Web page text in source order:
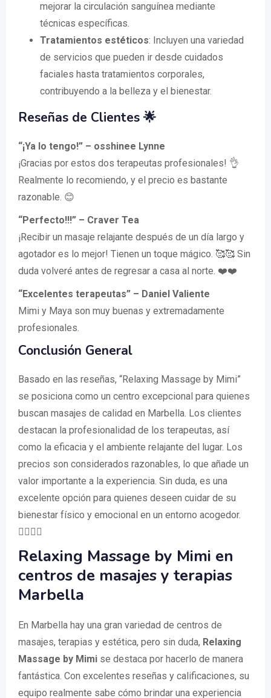
mejorar la circulación sanguínea mediante
técnicas específicas.
Tratamientos estéticos: Incluyen una variedad
de servicios que pueden ir desde cuidados
faciales hasta tratamientos corporales,
contribuyendo a la belleza y el bienestar.
Reseñas de Clientes 🌟
“¡Ya lo tengo!” – osshinee Lynne
¡Gracias por estos dos terapeutas profesionales! 👌
Realmente lo recomiendo, y el precio es bastante
razonable. 😊
“Perfecto!!!” – Craver Tea
¡Recibir un masaje relajante después de un día largo y
agotador es lo mejor! Tienen un toque mágico. 🥰🥰 Sin
duda volveré antes de regresar a casa al norte. ❤️❤️
“Excelentes terapeutas” – Daniel Valiente
Mimi y Maya son muy buenas y extremadamente
profesionales.
Conclusión General
Basado en las reseñas, “Relaxing Massage by Mimi”
se posiciona como un centro excepcional para quienes
buscan masajes de calidad en Marbella. Los clientes
destacan la profesionalidad de los terapeutas, así
como la eficacia y el ambiente relajante del lugar. Los
precios son considerados razonables, lo que añade un
valor importante a la experiencia. Sin duda, es una
excelente opción para quienes deseen cuidar de su
bienestar físico y emocional en un entorno acogedor.
🧘‍♀️💆‍♂️
Relaxing Massage by Mimi en
centros de masajes y terapias
Marbella
En Marbella hay una gran variedad de centros de
masajes, terapias y estética, pero sin duda, Relaxing
Massage by Mimi se destaca por hacerlo de manera
fantástica. Con excelentes reseñas y calificaciones, su
equipo realmente sabe cómo brindar una experiencia